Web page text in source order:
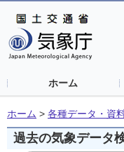
ホーム
ホーム > 各種データ・資
過去の気象データ